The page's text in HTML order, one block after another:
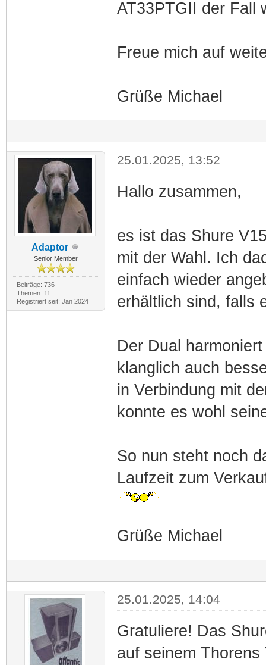
AT33PTGII der Fall
Freue mich auf
Grüße Michael
Adaptor
Senior Member
Beiträge: 736
Themen: 11
Registriert seit: Jan 2024
25.01.2025, 13:52
Hallo zusammen,
es ist das Shure
mit der Wahl. Ich
einfach wieder
erhältlich sind, falls
Der Dual
klanglich auch
in Verbindung mit
konnte es wohl
So nun steht noch
Laufzeit zum
Grüße Michael
25.01.2025, 14:04
Gratuliere! Das
auf seinem